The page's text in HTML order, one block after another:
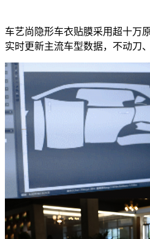
车艺尚隐形车衣贴膜采用超十万
实时更新主流车型数据，不动刀